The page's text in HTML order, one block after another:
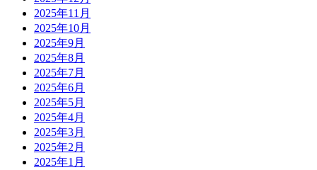
2025年11月
2025年10月
2025年9月
2025年8月
2025年7月
2025年6月
2025年5月
2025年4月
2025年3月
2025年2月
2025年1月